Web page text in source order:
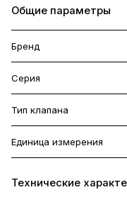
Общие параметры
Бренд
Серия
Тип клапана
Единица измерения
Технические